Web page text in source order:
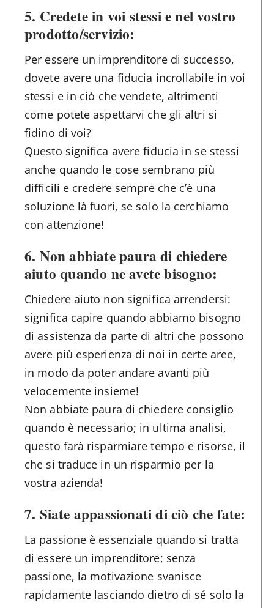
5. Credete in voi stessi e nel vostro
prodotto/servizio:
Per essere un imprenditore di successo,
dovete avere una fiducia incrollabile in voi
stessi e in ciò che vendete, altrimenti
come potete aspettarvi che gli altri si
fidino di voi?
Questo significa avere fiducia in se stessi
anche quando le cose sembrano più
difficili e credere sempre che c’è una
soluzione là fuori, se solo la cerchiamo
con attenzione!
6. Non abbiate paura di chiedere
aiuto quando ne avete bisogno:
Chiedere aiuto non significa arrendersi:
significa capire quando abbiamo bisogno
di assistenza da parte di altri che possono
avere più esperienza di noi in certe aree,
in modo da poter andare avanti più
velocemente insieme!
Non abbiate paura di chiedere consiglio
quando è necessario; in ultima analisi,
questo farà risparmiare tempo e risorse, il
che si traduce in un risparmio per la
vostra azienda!
7. Siate appassionati di ciò che fate:
La passione è essenziale quando si tratta
di essere un imprenditore; senza
passione, la motivazione svanisce
rapidamente lasciando dietro di sé solo la